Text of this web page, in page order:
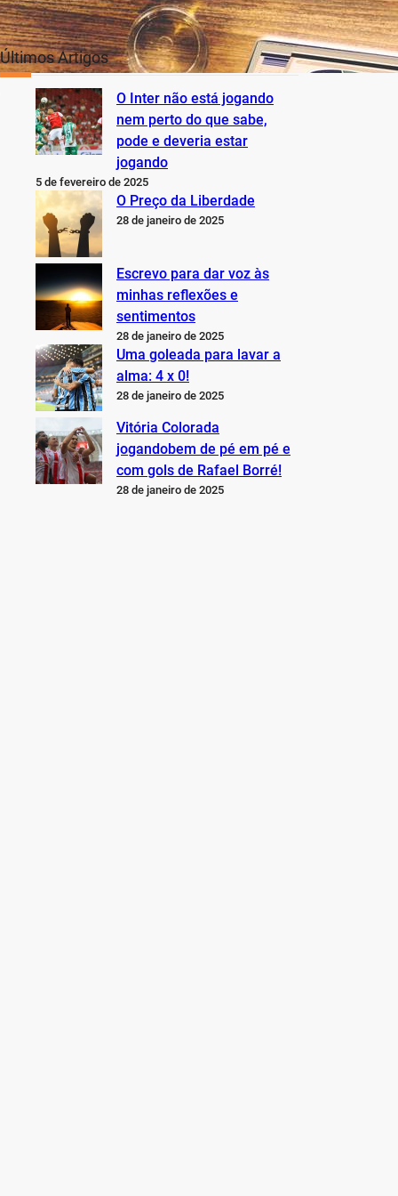
Últimos Artigos
O Inter não está jogando
nem perto do que sabe,
pode e deveria estar
jogando
5 de fevereiro de 2025
O Preço da Liberdade
28 de janeiro de 2025
Escrevo para dar voz às
minhas reflexões e
sentimentos
28 de janeiro de 2025
Uma goleada para lavar a
alma: 4 x 0!
28 de janeiro de 2025
Vitória Colorada
jogandobem de pé em pé e
com gols de Rafael Borré!
28 de janeiro de 2025